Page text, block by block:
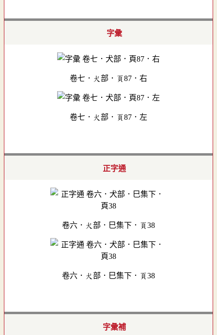
字彙
卷七．犬部．頁87．右
卷七．犬部．頁87．左
正字通
卷六．犬部．巳集下．頁38
卷六．犬部．巳集下．頁38
字彙補